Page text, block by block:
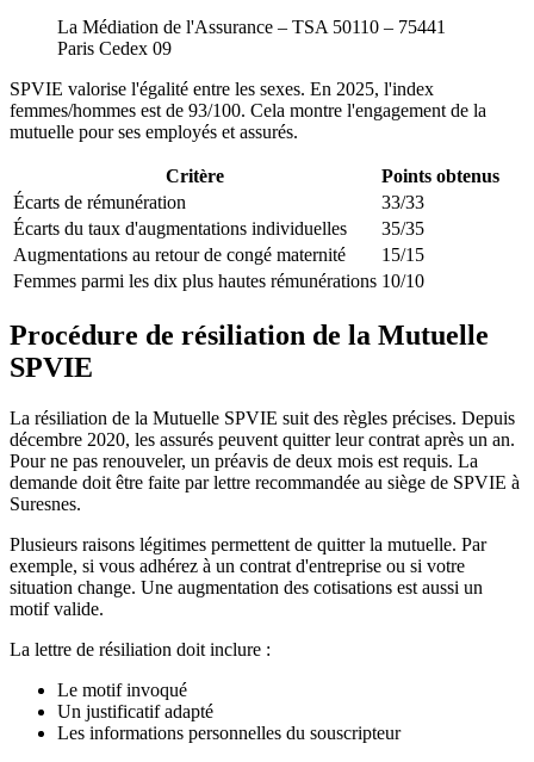
La Médiation de l'Assurance – TSA 50110 – 75441
Paris Cedex 09
SPVIE valorise l'égalité entre les sexes. En 2025, l'index
femmes/hommes est de 93/100. Cela montre l'engagement de la
mutuelle pour ses employés et assurés.
Critère
Points obtenus
Écarts de rémunération
33/33
Écarts du taux d'augmentations individuelles
35/35
Augmentations au retour de congé maternité
15/15
Femmes parmi les dix plus hautes rémunérations 10/10
Procédure de résiliation de la Mutuelle
SPVIE
La résiliation de la Mutuelle SPVIE suit des règles précises. Depuis
décembre 2020, les assurés peuvent quitter leur contrat après un an.
Pour ne pas renouveler, un préavis de deux mois est requis. La
demande doit être faite par lettre recommandée au siège de SPVIE à
Suresnes.
Plusieurs raisons légitimes permettent de quitter la mutuelle. Par
exemple, si vous adhérez à un contrat d'entreprise ou si votre
situation change. Une augmentation des cotisations est aussi un
motif valide.
La lettre de résiliation doit inclure :
Le motif invoqué
Un justificatif adapté
Les informations personnelles du souscripteur